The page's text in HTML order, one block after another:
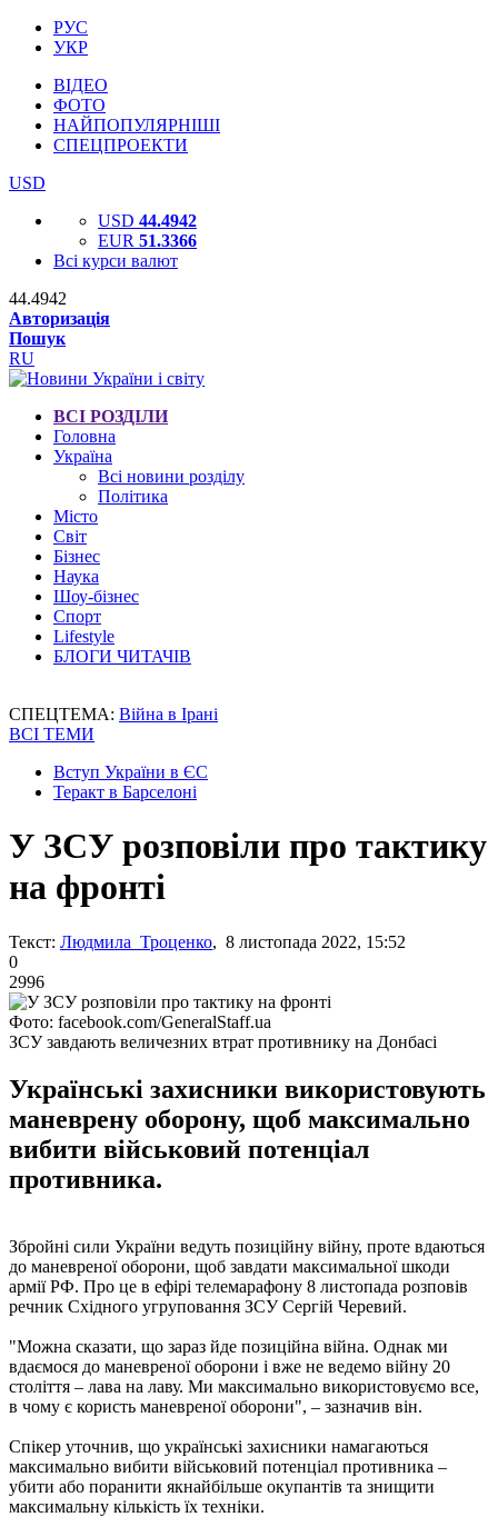
РУС
УКР
ВІДЕО
ФОТО
НАЙПОПУЛЯРНІШІ
СПЕЦПРОЕКТИ
USD
USD 44.4942
EUR 51.3366
Всі курси валют
44.4942
Авторизація
Пошук
RU
ВСІ РОЗДІЛИ
Головна
Україна
Всі новини розділу
Політика
Місто
Світ
Бізнес
Наука
Шоу-бізнес
Спорт
Lifestyle
БЛОГИ ЧИТАЧІВ
СПЕЦТЕМА: Війна в Ірані
ВСІ ТЕМИ
Вступ України в ЄС
Теракт в Барселоні
У ЗСУ розповіли про тактику
на фронті
Текст: Людмила Троценко, 8 листопада 2022, 15:52
0
2996
Фото: facebook.com/GeneralStaff.ua
ЗСУ завдають величезних втрат противнику на Донбасі
Українські захисники використовують
маневрену оборону, щоб максимально
вибити військовий потенціал
противника.
Збройні сили України ведуть позиційну війну, проте вдаються
до маневреної оборони, щоб завдати максимальної шкоди
армії РФ. Про це в ефірі телемарафону 8 листопада розповів
речник Східного угруповання ЗСУ Сергій Черевий.
"Можна сказати, що зараз йде позиційна війна. Однак ми
вдаємося до маневреної оборони і вже не ведемо війну 20
століття – лава на лаву. Ми максимально використовуємо все,
в чому є користь маневреної оборони", – зазначив він.
Спікер уточнив, що українські захисники намагаються
максимально вибити військовий потенціал противника –
убити або поранити якнайбільше окупантів та знищити
максимальну кількість їх техніки.